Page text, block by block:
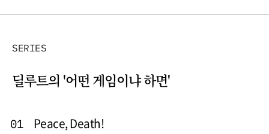
SERIES
딜루트의 '어떤 게임이냐 하면'
01 Peace, Death!